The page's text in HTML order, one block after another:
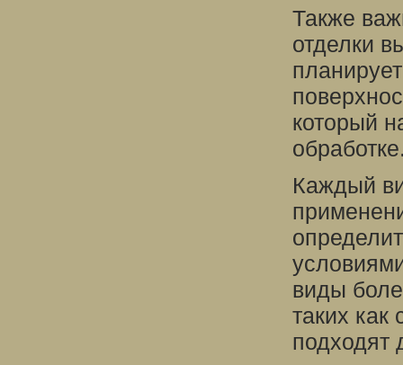
Также
отделки
который
Каждый
виды
таких как
подходят